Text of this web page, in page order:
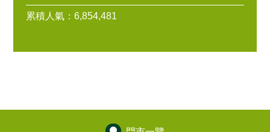
累積人氣：6,854,481